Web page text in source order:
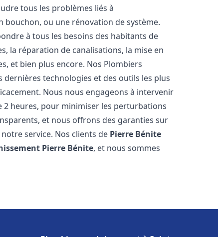
tous les problèmes liés à
bouchon, ou une rénovation de système.
à tous les besoins des habitants de
la réparation de canalisations, la mise en
et bien plus encore. Nos Plombiers
dernières technologies et des outils les plus
Nous nous engageons à intervenir
2 heures, pour minimiser les perturbations
et nous offrons des garanties sur
service. Nos clients de Pierre Bénite
Pierre Bénite, et nous sommes